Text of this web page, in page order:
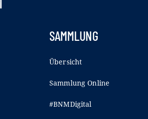
SAMMLUNG
Übersicht
Sammlung Online
#BNMDigital